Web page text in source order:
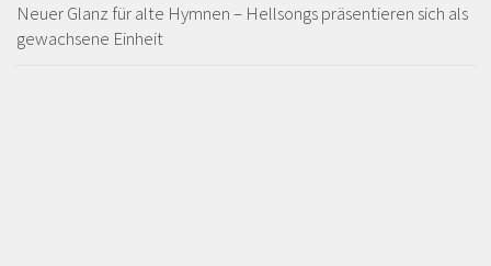
Neuer Glanz für alte Hymnen – Hellsongs präsentieren sich als
gewachsene Einheit